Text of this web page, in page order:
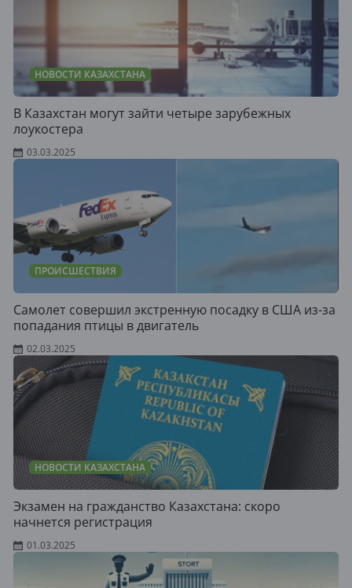
НОВОСТИ КАЗАХСТАНА
В Казахстан могут зайти четыре зарубежных
лоукостера
03.03.2025
ПРОИСШЕСТВИЯ
Самолет совершил экстренную посадку в США из-за
попадания птицы в двигатель
02.03.2025
НОВОСТИ КАЗАХСТАНА
Экзамен на гражданство Казахстана: скоро
начнется регистрация
01.03.2025